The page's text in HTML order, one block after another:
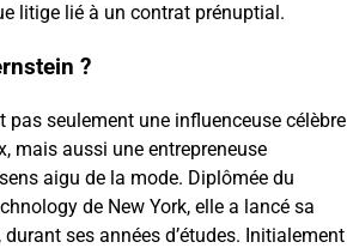
litige lié à un contrat prénuptial.
?
pas seulement une influenceuse célèbre
mais aussi une entrepreneuse
aigu de la mode. Diplômée du
de New York, elle a lancé sa
durant ses années d’études. Initialement